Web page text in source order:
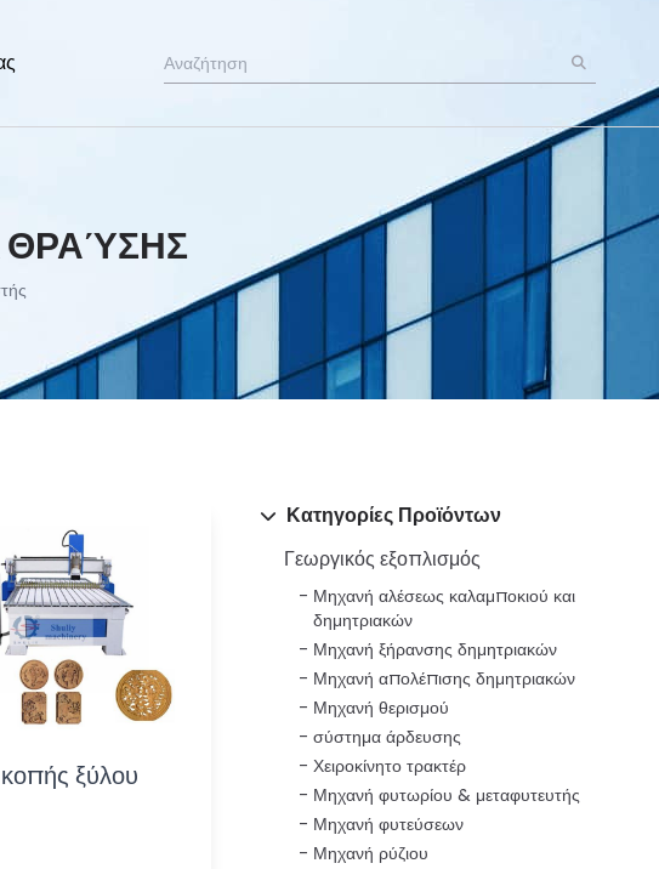
Κατηγορίες Προϊόντων
Γεωργικός εξοπλισμός
Μηχανή αλέσεως καλαμποκιού και
δημητριακών
Μηχανή ξήρανσης δημητριακών
Μηχανή απολέπισης δημητριακών
Μηχανή θερισμού
σύστημα άρδευσης
Χειροκίνητο τρακτέρ
Μηχανή φυτωρίου & μεταφυτευτής
Μηχανή φυτεύσεων
Μηχανή ρύζιου
ξύλου